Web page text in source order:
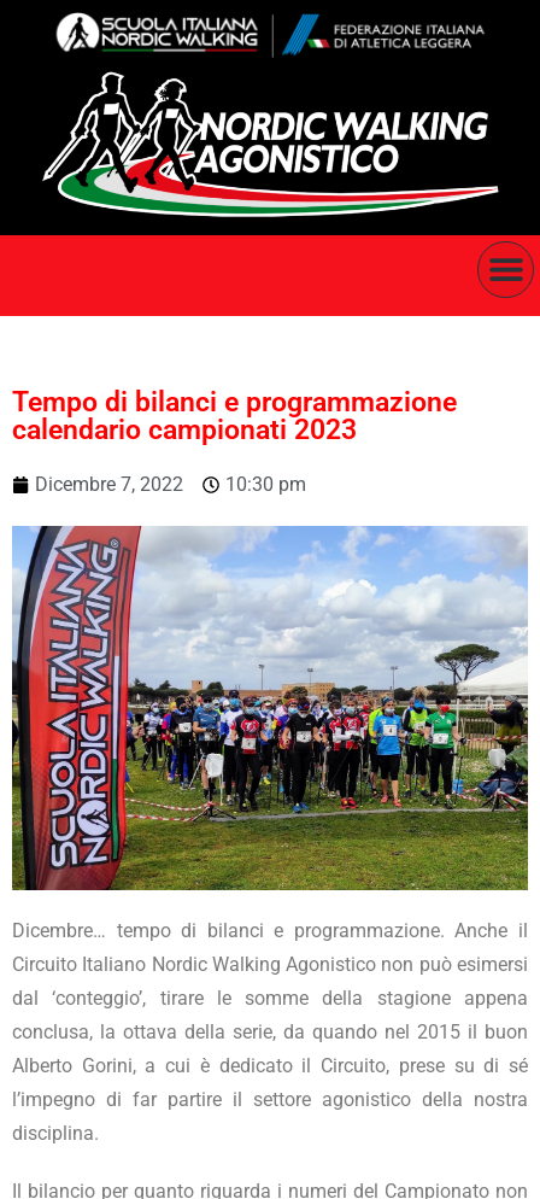
Tempo di bilanci e programmazione
calendario campionati 2023
Dicembre 7, 2022 10:30 pm
Dicembre… tempo di bilanci e programmazione. Anche il
Circuito Italiano Nordic Walking Agonistico non può esimersi
dal ‘conteggio’, tirare le somme della stagione appena
conclusa, la ottava della serie, da quando nel 2015 il buon
Alberto Gorini, a cui è dedicato il Circuito, prese su di sé
l’impegno di far partire il settore agonistico della nostra
disciplina.
Il bilancio per quanto riguarda i numeri del Campionato non